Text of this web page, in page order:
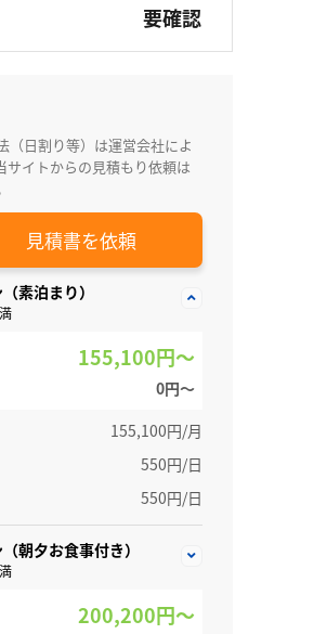
要確認
（日割り等）は運営会社によ
サイトからの見積もり依頼は
見積書を依頼
素泊まり）
155,100円～
0円〜
155,100円/月
550円/日
550円/日
朝夕お食事付き）
200,200円～